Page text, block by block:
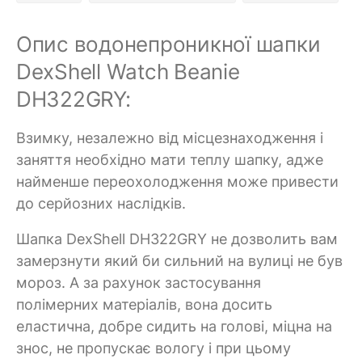
Опис водонепроникної шапки
DexShell Watch Beanie
DH322GRY:
Взимку, незалежно від місцезнаходження і
заняття необхідно мати теплу шапку, адже
найменше переохолодження може привести
до серйозних наслідків.
Шапка DexShell DH322GRY не дозволить вам
замерзнути який би сильний на вулиці не був
мороз. А за рахунок застосування
полімерних матеріалів, вона досить
еластична, добре сидить на голові, міцна на
знос, не пропускає вологу і при цьому